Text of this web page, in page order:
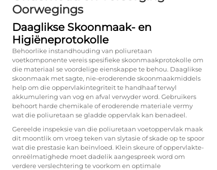
Oorwegings
Daaglikse Skoonmaak- en
Higiëneprotokolle
Behoorlike instandhouding van poliuretaan
voetkomponente vereis spesifieke skoonmaakprotokolle om
die materiaal se voordelige eienskappe te behou. Daaglikse
skoonmaak met sagte, nie-eroderende skoonmaakmiddels
help om die oppervlakintegriteit te handhaaf terwyl
akkumulering van vog en afval verwyder word. Gebruikers
behoort harde chemikale of eroderende materiale vermy
wat die poliuretaan se gladde oppervlak kan benadeel.
Gereelde inspeksie van die poliuretaan voetoppervlak maak
dit moontlik om vroeg teken van slytasie of skade op te spoor
wat die prestasie kan beïnvloed. Klein skeure of oppervlakte-
onreëlmatighede moet dadelik aangespreek word om
verdere verslechtering te voorkom en optimale